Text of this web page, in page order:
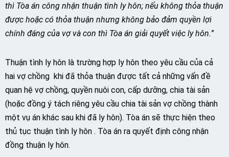
thì Tòa án công nhận thuận tình ly hôn; nếu không thỏa thuận
được hoặc có thỏa thuận nhưng không bảo đảm quyền lợi
chính đáng của vợ và con thì Tòa án giải quyết việc ly hôn.”
Thuận tình ly hôn là trường hợp ly hôn theo yêu cầu của cả
hai vợ chồng khi đã thỏa thuận được tất cả những vấn đề
quan hệ vợ chồng, quyền nuôi con, cấp dưỡng, chia tài sản
(hoặc đồng ý tách riêng yêu cầu chia tài sản vợ chồng thành
một vụ án khác sau khi đã ly hôn). Tòa án sẽ thực hiện theo
thủ tục thuận tình ly hôn . Tòa án ra quyết định công nhận
đồng thuận ly hôn.